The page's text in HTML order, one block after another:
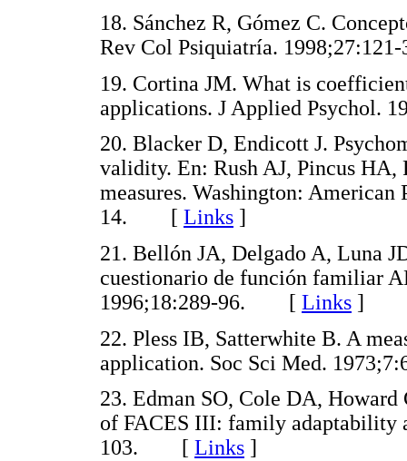
18. Sánchez R, Gómez C.
Rev Col Psiquiatría.
19. Cortina JM. What is
applications. J Applied
20. Blacker D, Endicott J.
validity. En: Rush AJ, Pincus
measures. Washington:
14. [ Links ]
21. Bellón JA, Delgado A, Luna
cuestionario de función familiar
1996;18:289-96. [ Links ]
22. Pless IB, Satterwhite B. A
application. Soc Sci Med.
23. Edman SO, Cole DA,
of FACES III: family adaptability
103. [ Links ]